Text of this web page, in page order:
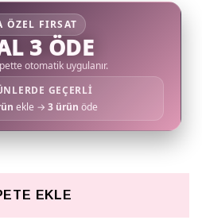
ÖZEL FIRSAT
3 ÖDE
otomatik uygulanır.
GEÇERLİ
ekle →3 ürün öde
EKLE